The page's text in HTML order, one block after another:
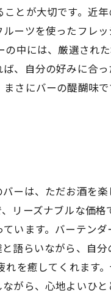
とが大切です。近
ーツを使ったフレ
中には、厳選され
、自分の好みに合
さにバーの醍醐味
ーは、ただお酒を
リーズナブルな価
います。バーテン
語らいながら、自
を癒してくれます
がら、心地よいひと